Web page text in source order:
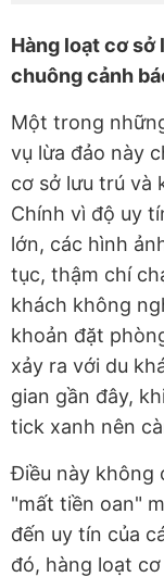
Hàng loạt cơ
chuông cảnh
Một trong
vụ lừa đảo này
cơ sở lưu trú và
Chính vì độ uy
lớn, các hình
tục, thậm chí
khách không
khoản đặt
xảy ra với du
gian gần đây,
tick xanh nên
Điều này không
"mất tiền oan"
đến uy tín của
đó, hàng loạt